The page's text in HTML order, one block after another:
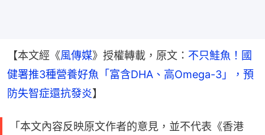
【本文經《風傳媒》授權轉載，原文： 不只鮭魚！國
健署推3種營養好魚「富含DHA、高Omega-3」，預
防失智症還抗發炎】
「本文內容反映原文作者的意見，並不代表《香港